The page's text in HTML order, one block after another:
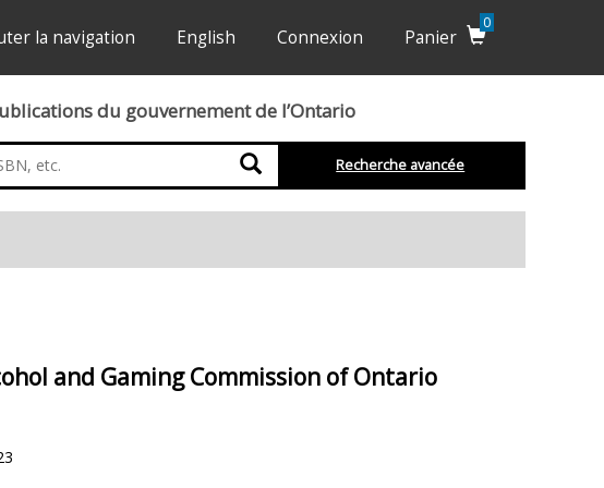
la navigation English Connexion Panier
0
du gouvernement de l’Ontario
RechercheRecherche avancée
and Gaming Commission of Ontario